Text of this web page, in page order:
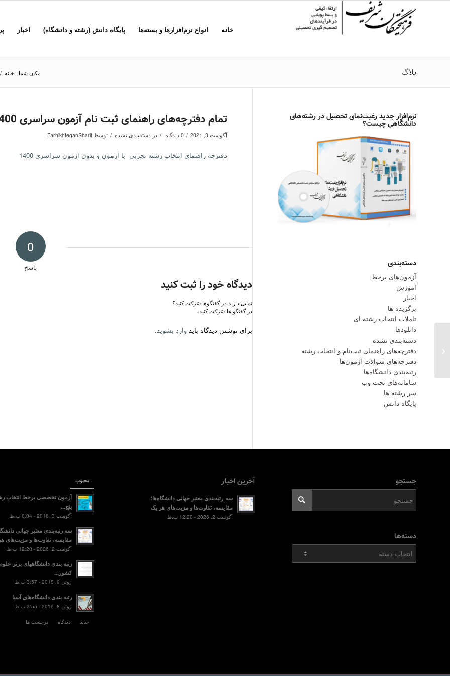
خانه انواع نرم‌افزارها و بسته‌ها پایگاه دانش (رشته و دانشگاه) اخبار
بلاگ مکان شما: خانه /
تمام دفترچه‌های راهنمای ثبت نام آزمون سراسری 1400
آگوست 3, 2021 / 0 دیدگاه / در دسته‌بندی نشده / توسط FarhikhteganSharif
دفترچه راهنمای انتخاب رشته تجربی- با آزمون و بدون آزمون سراسری 1400
0
پاسخ
دیدگاه خود را ثبت کنید
تمایل دارید در گفتگوها شرکت کنید؟
در گفتگو ها شرکت کنید.
برای نوشتن دیدگاه باید وارد بشوید.
نرم‌افزار جدید رغبت‌نمای تحصیل در رشته‌های
دانشگاهی چیست؟
دسته‌بندی
آزمون‌های برخط
آموزش
اخبار
برگزیده ها
تاملات انتخاب رشته ای
دانلودها
دسته‌بندی نشده
دفترچه‌های راهنمای ثبت‌نام و انتخاب رشته
دفترچه‌‌های سوالات آزمون‌ها
رتبه‌بندی دانشگاه‌ها
سامانه‌های تحت وب
سر رشته ها
پایگاه دانش
جستجو
دسته‌ها
آخرین اخبار
سه رتبه‌بندی معتبر جهانی دانشگاه‌ها؛
مقایسه، تفاوت‌ها و مزیت‌های هر یک
آگوست 2, 2026 - 12:20 ب.ظ
محبوب
آزمون تخصصی برخط انتخاب
پنج...
آگوست 3, 2018 - 8:04 ب.ظ
سه رتبه‌بندی معتبر جهانی
مقایسه، تفاوت‌ها و مزیت‌های
آگوست 2, 2026 - 12:20 ب.ظ
رتبه بندی دانشگاههای برتر
کشور...
ژوئن 9, 2015 - 3:57 ب.ظ
رتبه بندی دانشگاه‌های آسیا
ژوئن 8, 2016 - 3:55 ب.ظ
جدید دیدگاه برچسب ها
پرظرفیت‌ترین رشته‌های گروه آزمایشی